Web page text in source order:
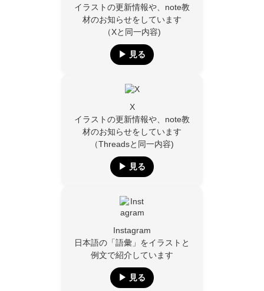
イラストの更新情報や、note教
材のお知らせをしています
（Xと同一内容)
▶︎ 見る
X
イラストの更新情報や、note教
材のお知らせをしています
（Threadsと同一内容)
▶︎ 見る
Instagram
日本語の「語彙」をイラストと
例文で紹介しています
▶︎ 見る